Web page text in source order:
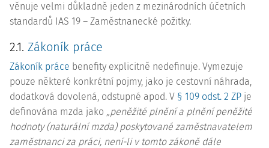
věnuje velmi důkladně jeden z mezinárodních účetních
standardů IAS 19 – Zaměstnanecké požitky.
2.1. Zákoník práce
Zákoník práce benefity explicitně nedefinuje. Vymezuje
pouze některé konkrétní pojmy, jako je cestovní náhrada,
dodatková dovolená, odstupné apod. V § 109 odst. 2 ZP je
definována mzda jako „peněžité plnění a plnění peněžité
hodnoty (naturální mzda) poskytované zaměstnavatelem
zaměstnanci za práci, není-li v tomto zákoně dále